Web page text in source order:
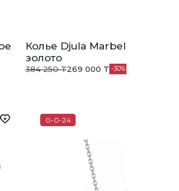
Колье Djula Marbella
золото
384 250 ₸269 000 ₸ 30
0-0-24